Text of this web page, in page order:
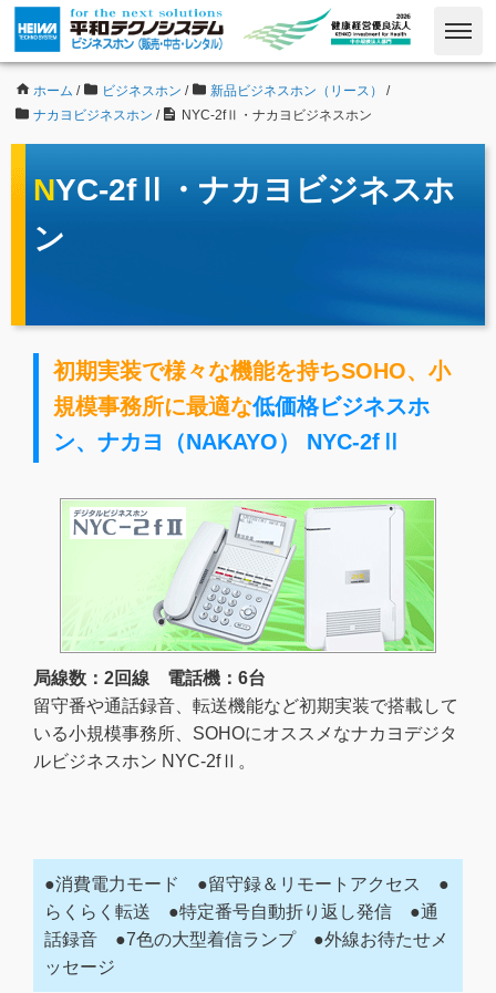
ホーム / ビジネスホン / 新品ビジネスホン（リース）
/
ナカヨビジネスホン / NYC-2fⅡ・ナカヨビジネスホン
NYC-2fⅡ・ナカヨビジネスホ
ン
初期実装で様々な機能を持ちSOHO、小
規模事務所に最適な低価格ビジネスホ
ン、ナカヨ（NAKAYO） NYC-2fⅡ
局線数：2回線 電話機：6台
留守番や通話録音、転送機能など初期実装で搭載して
いる小規模事務所、SOHOにオススメなナカヨデジタ
ルビジネスホン NYC-2fⅡ。
●消費電力モード ●留守録＆リモートアクセス ●
らくらく転送 ●特定番号自動折り返し発信 ●通
話録音 ●7色の大型着信ランプ ●外線お待たせメ
ッセージ